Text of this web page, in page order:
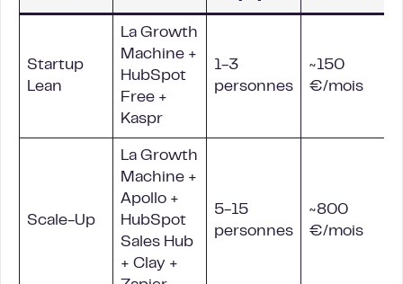
Startup
Lean
La Growth
Machine +
HubSpot
Free +
Kaspr
1-3
personnes
~150
€/mois
Scale-Up
La Growth
Machine +
Apollo +
HubSpot
Sales Hub
+ Clay +
5-15
personnes
~800
€/mois